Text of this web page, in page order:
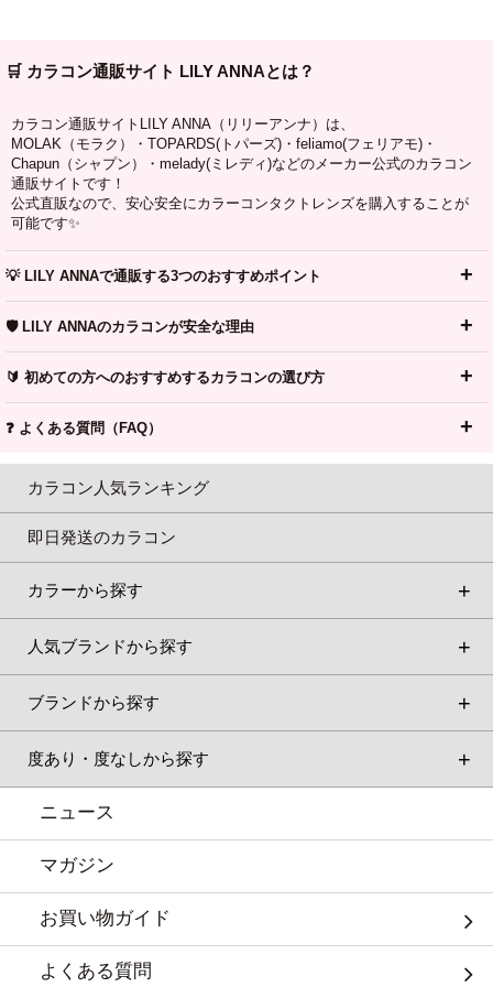
🛒 カラコン通販サイト LILY ANNAとは？
カラコン通販サイトLILY ANNA（リリーアンナ）は、
MOLAK（モラク）・TOPARDS(トパーズ)・feliamo(フェリアモ)・
Chapun（シャプン）・melady(ミレディ)などのメーカー公式のカラコン
通販サイトです！
公式直販なので、安心安全にカラーコンタクトレンズを購入することが
可能です✨
💡 LILY ANNAで通販する3つのおすすめポイント
🛡️ LILY ANNAのカラコンが安全な理由
🔰 初めての方へのおすすめするカラコンの選び方
❓ よくある質問（FAQ）
カラコン人気ランキング
即日発送のカラコン
カラーから探す
人気ブランドから探す
ブランドから探す
度あり・度なしから探す
ニュース
マガジン
お買い物ガイド
よくある質問